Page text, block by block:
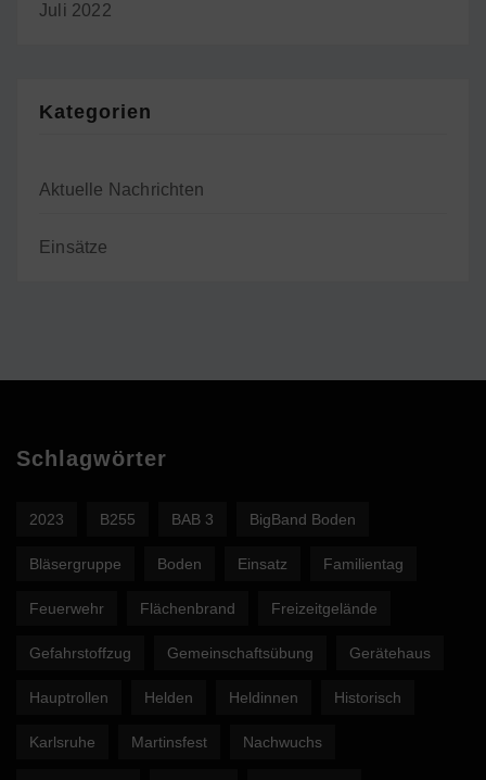
Juli 2022
Kategorien
Aktuelle Nachrichten
Einsätze
Schlagwörter
2023 B255 BAB 3 BigBand Boden
Bläsergruppe Boden Einsatz Familientag
Feuerwehr Flächenbrand Freizeitgelände
Gefahrstoffzug Gemeinschaftsübung Gerätehaus
Hauptrollen Helden Heldinnen Historisch
Karlsruhe Martinsfest Nachwuchs